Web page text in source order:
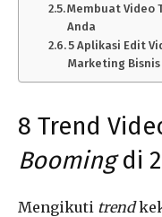
Membuat Video
Anda
5 Aplikasi Edit
Marketing
8 Trend
Boomingdi
Mengikuti trend